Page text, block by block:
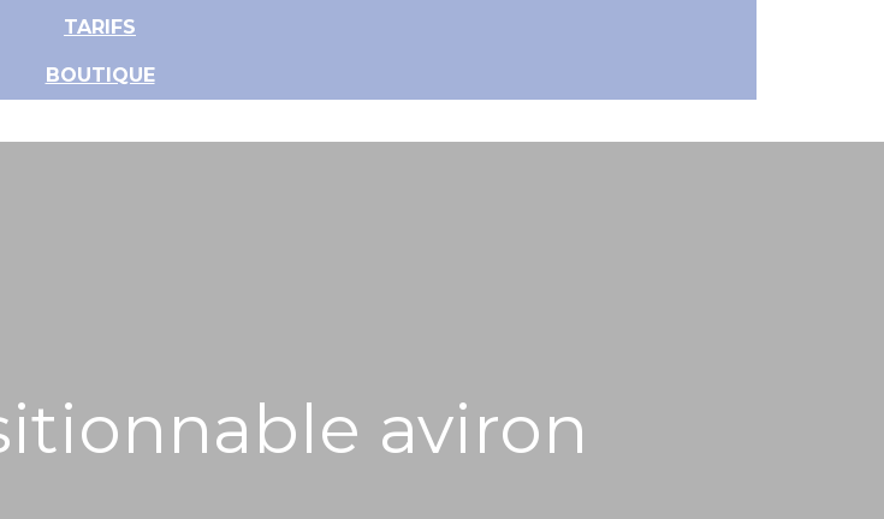
TARIFS
BOUTIQUE
aviron